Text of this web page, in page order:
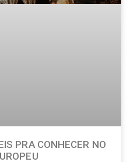
PRA CONHECER NO